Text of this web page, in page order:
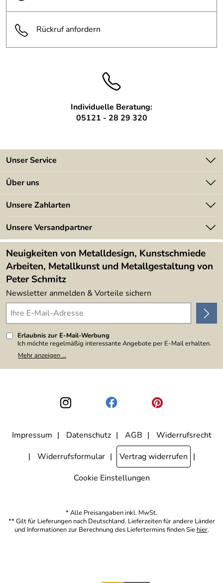
Rückruf anfordern
Individuelle Beratung:
05121 - 28 29 320
Unser Service
Kontakt
Kundeninformationen
Newsletter
Lieferbedingungen
Über uns
Angebote
Kundenbewertungen (394)
4,9/5
Unsere Zahlarten
Unsere Versandpartner
Neuigkeiten von Metalldesign, Kunstschmiede
Arbeiten, Metallkunst und Metallgestaltung von
Peter Schmitz
Newsletter anmelden & Vorteile sichern
Erlaubnis zur E-Mail-Werbung
Ich möchte regelmäßig interessante Angebote per E-Mail erhalten.
Meine E-Mail-Adresse wird nicht an andere Unternehmen
weitergegeben. Zu statistischen Zwecken wird in anonymer Form
den Link "Abmelden" am Ende des Newsletters anklicke. Die
Datenschutzerklärung
habe ich zur Kenntnis genommen.
Mehr anzeigen ...
Impressum Datenschutz AGB
Widerrufsrecht
Widerrufsformular
Vertrag widerrufen
Cookie Einstellungen
* Alle Preisangaben inkl. MwSt.
** Gilt für Lieferungen nach Deutschland. Lieferzeiten für andere Länder
und Informationen zur Berechnung des Liefertermins finden Sie hier.